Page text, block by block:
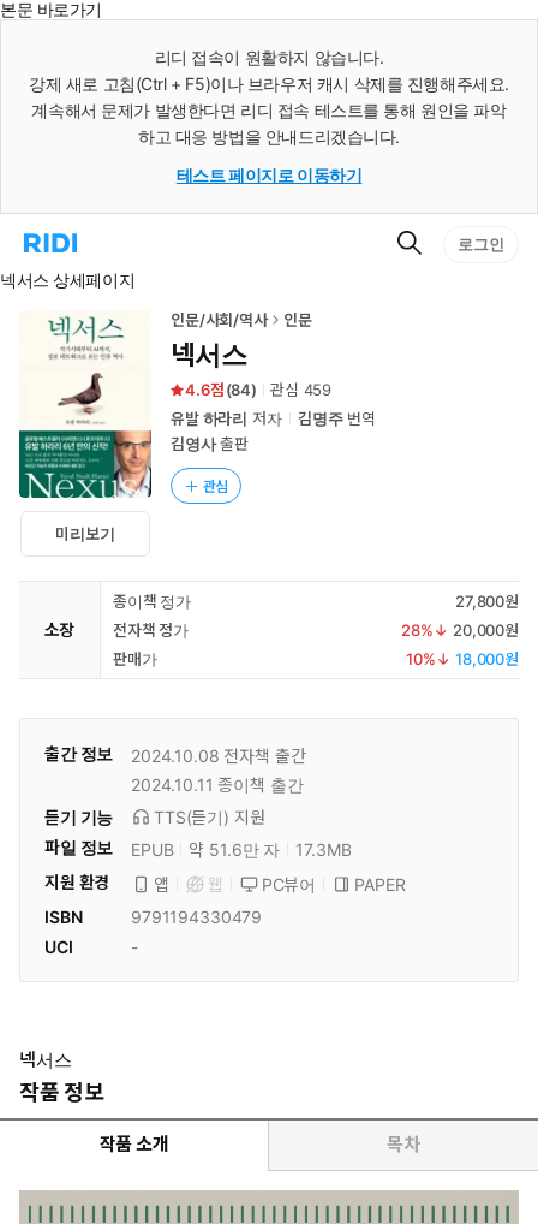
본문 바로가기
리디 접속이 원활하지 않습니다.
강제 새로 고침(Ctrl + F5)이나 브라우저 캐시 삭제를 진행해주세요.
계속해서 문제가 발생한다면 리디 접속 테스트를 통해 원인을 파악
하고 대응 방법을 안내드리겠습니다.
테스트 페이지로 이동하기
리
홈
검
로그인
넥서스 상세페이지
미리보기
인문/사회/역사 인문
넥서스
4.6 (84) 관심 459
유발 하라리 저자 김명주번역
김영사출판
관심
소장
종이책 정가
27,800원
전자책 정가
28%↓ 20,000원
판매가
10%↓ 18,000원
출간 정보 2024.10.08 전자책 출간
2024.10.11 종이책 출간
듣기 기능
TTS(듣기) 지원
파일 정보
EPUB 약 51.6만 자
17.3MB
지원 환경
앱 웹 PC뷰어
PAPER
ISBN
9791194330479
UCI
-
넥서스
작품 정보
작품 소개 목차